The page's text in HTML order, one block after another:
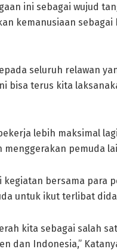
ini sebagai wujud
kemanusiaan
seluruh relawan
bisa terus kita
lebih maksimal
pemuda
kegiatan bersama para
untuk ikut terlibat
kita sebagai salah
dan Indonesia,”